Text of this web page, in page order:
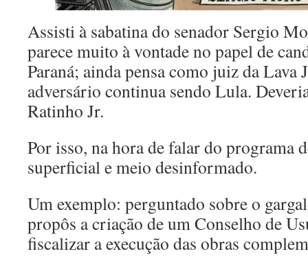
Assisti à sabatina do senador Sergio
parece muito à vontade no papel de
Paraná; ainda pensa como juiz da Lava
adversário continua sendo Lula.
Ratinho Jr.
Por isso, na hora de falar do programa
superficial e meio desinformado.
Um exemplo: perguntado sobre o
propôs a criação de um Conselho de
fiscalizar a execução das obras